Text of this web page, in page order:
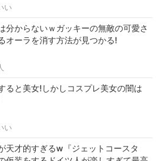
い
分からないｗガッキーの無敵の可愛さ
オーラを消す方法が見つかる!
ると美女!しかしコスプレ美女の闇は
い
天才的すぎるw『ジェットコースタ